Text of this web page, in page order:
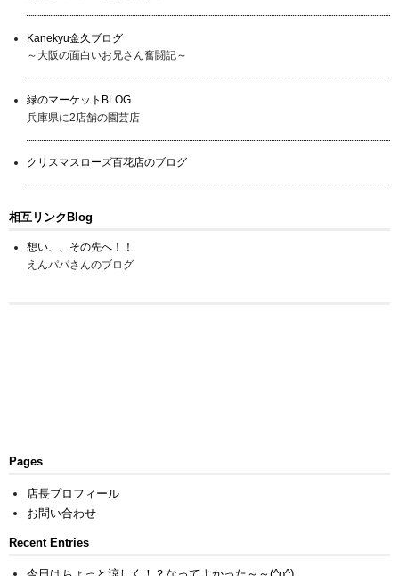
Kanekyu金久ブログ
～大阪の面白いお兄さん奮闘記～
緑のマーケットBLOG
兵庫県に2店舗の園芸店
クリスマスローズ百花店のブログ
相互リンクBlog
想い、、その先へ！！
えんパパさんのブログ
Pages
店長プロフィール
お問い合わせ
Recent Entries